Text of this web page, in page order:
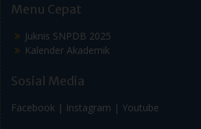
Menu Cepat
Juknis SNPDB 2025
Kalender Akademik
Sosial Media
Facebook | Instagram | Youtube